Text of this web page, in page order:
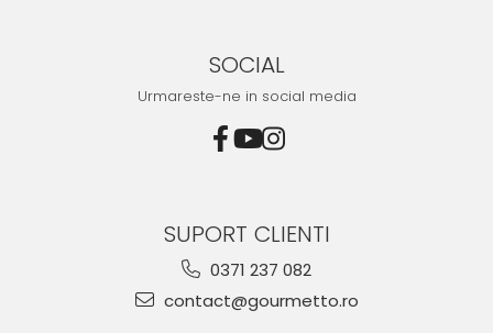
SOCIAL
Urmareste-ne in social media
SUPORT CLIENTI
0371 237 082
contact@gourmetto.ro